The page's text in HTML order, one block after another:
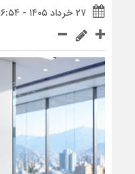
۲۷ خرداد ۱۴۰۵ - ۱۶:۵۴